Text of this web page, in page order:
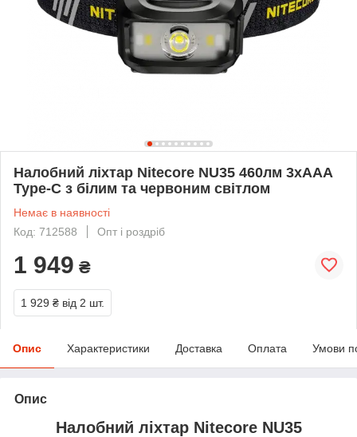
Налобний ліхтар Nitecore NU35 460лм 3xAAA
Type-C з білим та червоним світлом
Немає в наявності
Код: 712588
Опт і роздріб
1 949 ₴
1 929 ₴ від 2 шт.
Опис Характеристики Доставка Оплата Умови
Опис
Налобний ліхтар Nitecore NU35